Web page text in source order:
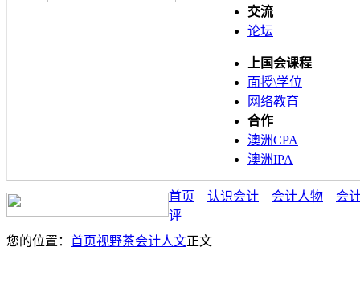
交流
论坛
上国会课程
面授\学位
网络教育
合作
澳洲CPA
澳洲IPA
首页 认识会计 会计人物
会
评
您的位置： 首页视野茶会计人文正文